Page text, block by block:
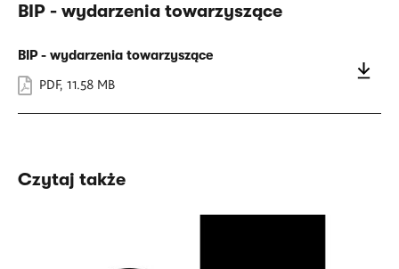
BIP - wydarzenia towarzyszące
BIP - wydarzenia towarzyszące
PDF, 11.58 MB
Czytaj także